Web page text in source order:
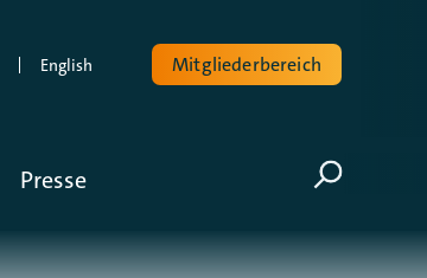
English Mitgliederbereich
PresseVolltextsuche
Suche